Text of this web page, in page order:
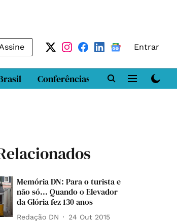
Entrar
Conferências DN LAB
Memória DN: Para o turista e
não só... Quando o Elevador
da Glória fez 130 anos
Redação DN 24 Out 2015